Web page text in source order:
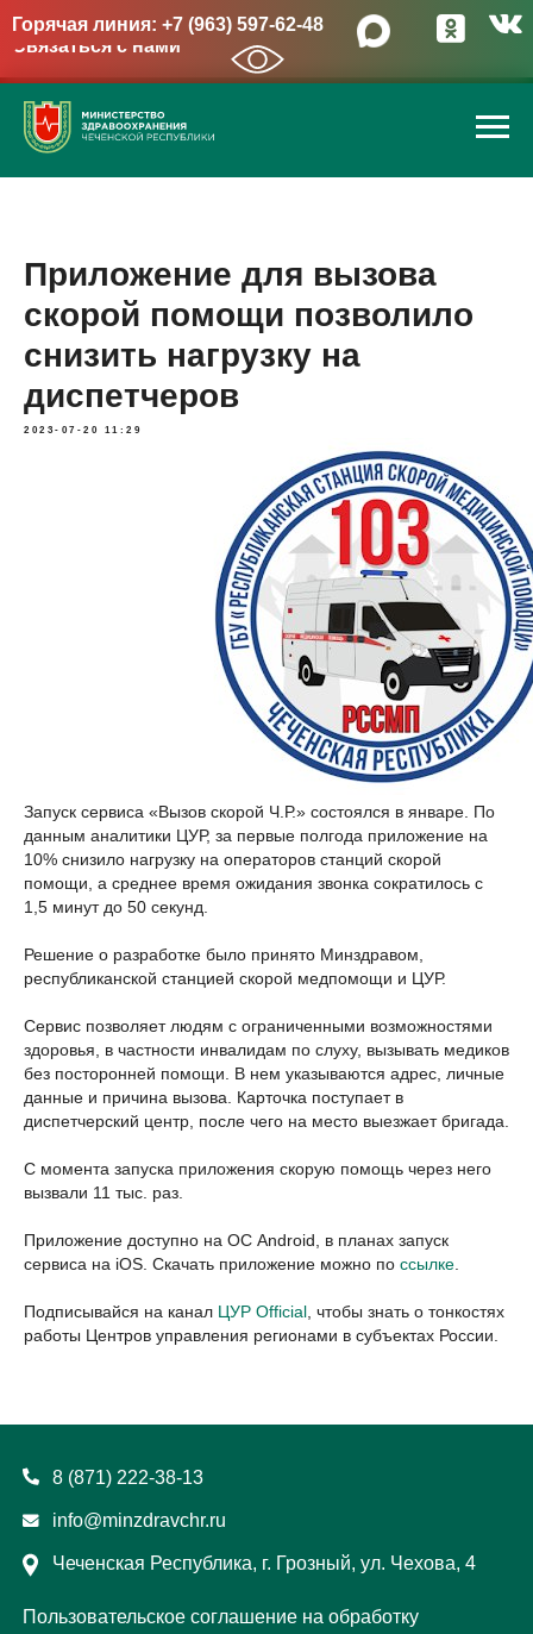
Горячая линия: +7 (963) 597-62-48
Связаться с нами
→
Приложение для вызова
скорой помощи позволило
снизить нагрузку на
диспетчеров
2023-07-20 11:29
Запуск сервиса «Вызов скорой Ч.Р.» состоялся в январе. По
данным аналитики ЦУР, за первые полгода приложение на
10% снизило нагрузку на операторов станций скорой
помощи, а среднее время ожидания звонка сократилось с
1,5 минут до 50 секунд.
Решение о разработке было принято Минздравом,
республиканской станцией скорой медпомощи и ЦУР.
Сервис позволяет людям с ограниченными возможностями
здоровья, в частности инвалидам по слуху, вызывать медиков
без посторонней помощи. В нем указываются адрес, личные
данные и причина вызова. Карточка поступает в
диспетчерский центр, после чего на место выезжает бригада.
С момента запуска приложения скорую помощь через него
вызвали 11 тыс. раз.
Приложение доступно на ОС Android, в планах запуск
сервиса на iOS. Скачать приложение можно по ссылке.
Подписывайся на канал ЦУР Official, чтобы знать о тонкостях
работы Центров управления регионами в субъектах России.
Пользовательское соглашение на обработку
8 (871) 222-38-13
info@minzdravchr.ru
Чеченская Республика, г. Грозный, ул. Чехова, 4